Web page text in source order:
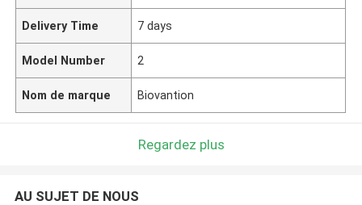
Delivery Time 7 days
Model Number 2
Nom de marque Biovantion
Regardez plus
AU SUJET DE NOUS